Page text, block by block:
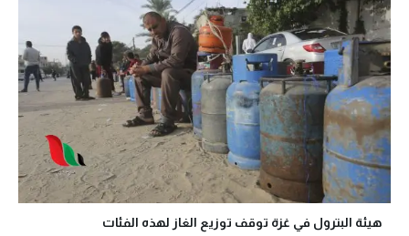
هيئة البترول في غزة توقف توزيع الغاز لهذه الفئات